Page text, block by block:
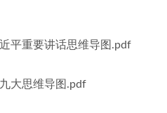
平重要讲话思维导图.pdf
大思维导图.pdf